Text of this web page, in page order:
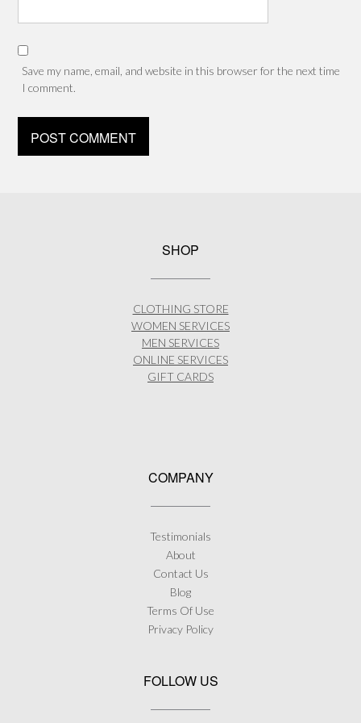
Save my name, email, and website in this browser for the next time
I comment.
SHOP
CLOTHING STORE
WOMEN SERVICES
MEN SERVICES
ONLINE SERVICES
GIFT CARDS
COMPANY
Testimonials
About
Contact Us
Blog
Terms Of Use
Privacy Policy
FOLLOW US